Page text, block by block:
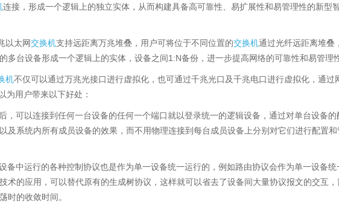
连接，形成一个逻辑上的独立实体，从而构建具备高可靠性、易扩展性和易管理性的新型
以太网交换机支持远距离万兆堆叠，用户可将位于不同位置的交换机通过光纤远距离堆叠，
多台设备形成一个逻辑上的实体，设备之间1:N备份，进一步提高网络的可靠性和易管理性
机不仅可以通过万兆光接口进行虚拟化，也可通过千兆光口及千兆电口进行虚拟化，通过
为用户带来以下好处：
，可以连接到任何一台设备的任何一个端口就以登录统一的逻辑设备，通过对单台设备的
及系统内所有成员设备的效果，而不用物理连接到每台成员设备上分别对它们进行配置和
备中运行的各种控制协议也是作为单一设备统一运行的，例如路由协议会作为单一设备统
术的应用，可以替代原有的生成树协议，这样就可以省去了设备间大量协议报文的交互，
时的收敛时间。